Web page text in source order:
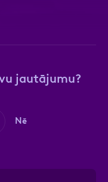
jautājumu?
Nē